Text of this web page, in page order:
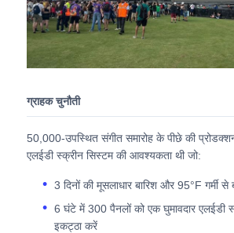
हमसे संपर्क करें
समाचार
मामले
उद्धरण मांगें
एलईडी वीडियो दीवार प्रदर्शन
ग्राहक चुनौती
50,000-उपस्थित संगीत समारोह के पीछे की
एलईडी स्क्रीन सिस्टम की आवश्यकता थी जो:
3 दिनों की मूसलाधार बारिश और 95°F गर्मी से
6 घंटे में 300 पैनलों को एक घुमावदार एलईडी
इकट्ठा करें